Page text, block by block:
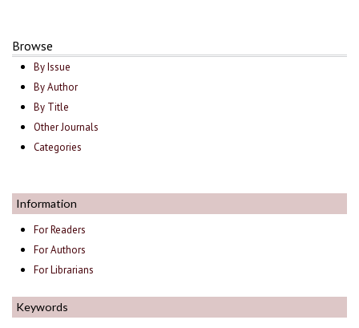
Browse
By Issue
By Author
By Title
Other Journals
Categories
Information
For Readers
For Authors
For Librarians
Keywords